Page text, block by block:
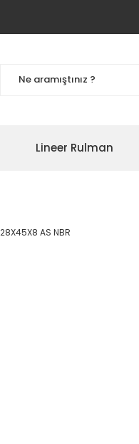
Lineer Rulman